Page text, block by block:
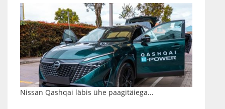
Nissan Qashqai läbis ühe paagitäiega...